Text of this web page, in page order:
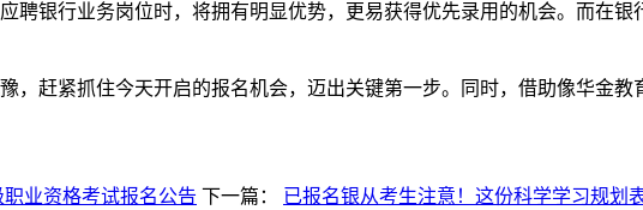
聘银行业务岗位时，将拥有明显优势，更易获得优先录用的机会。而在
赶紧抓住今天开启的报名机会，迈出关键第一步。同时，借助像华金教
业资格考试报名公告 下一篇： 已报名银从考生注意！这份科学学习规划